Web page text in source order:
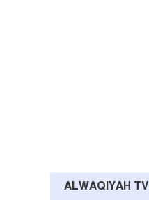
ALWAQIYAH TV